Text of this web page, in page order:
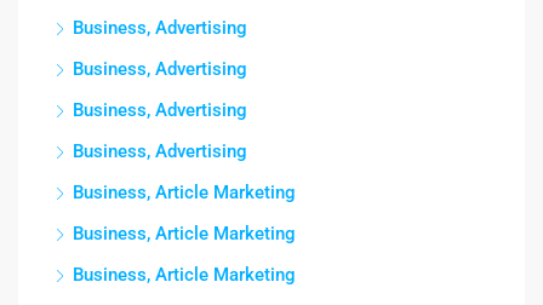
Business, Advertising
Business, Advertising
Business, Advertising
Business, Advertising
Business, Article Marketing
Business, Article Marketing
Business, Article Marketing